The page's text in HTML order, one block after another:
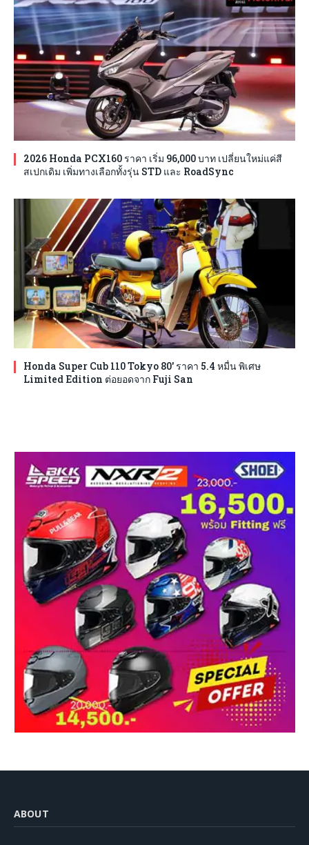
2026 Honda PCX160 ราคา เริ่ม 96,000 บาท เปลี่ยนใหม่แค่สี
สเปกเดิม เพิ่มทางเลือกทั้งรุ่น STD และ RoadSync
Honda Super Cub 110 Tokyo 80′ ราคา 5.4 หมื่น พิเศษ
Limited Edition ต่อยอดจาก Fuji San
ABOUT